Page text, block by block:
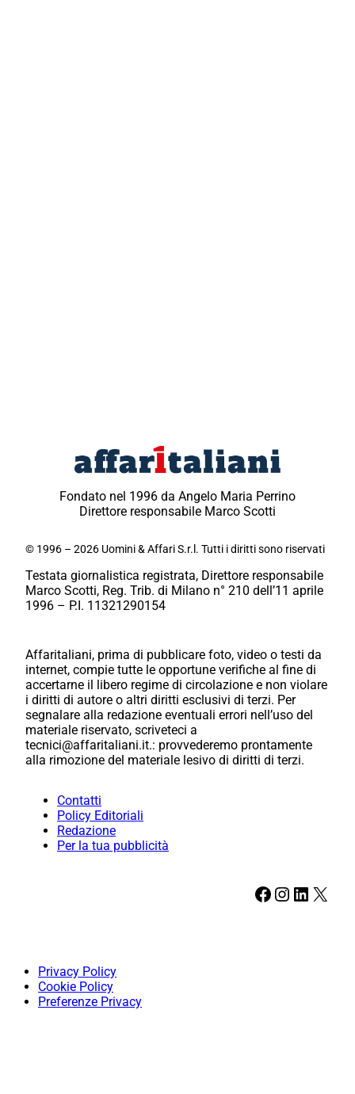
Fondato nel 1996 da Angelo Maria Perrino
Direttore responsabile Marco Scotti
© 1996 – 2026 Uomini & Affari S.r.l. Tutti i diritti sono riservati
Testata giornalistica registrata, Direttore responsabile
Marco Scotti, Reg. Trib. di Milano n° 210 dell’11 aprile
1996 – P.I. 11321290154
Affaritaliani, prima di pubblicare foto, video o testi da
internet, compie tutte le opportune verifiche al fine di
accertarne il libero regime di circolazione e non violare
i diritti di autore o altri diritti esclusivi di terzi. Per
segnalare alla redazione eventuali errori nell’uso del
materiale riservato, scriveteci a
tecnici@affaritaliani.it.: provvederemo prontamente
alla rimozione del materiale lesivo di diritti di terzi.
Contatti
Policy Editoriali
Redazione
Per la tua pubblicità
Facebook Instagram LinkedIn X
Privacy Policy
Cookie Policy
Preferenze Privacy